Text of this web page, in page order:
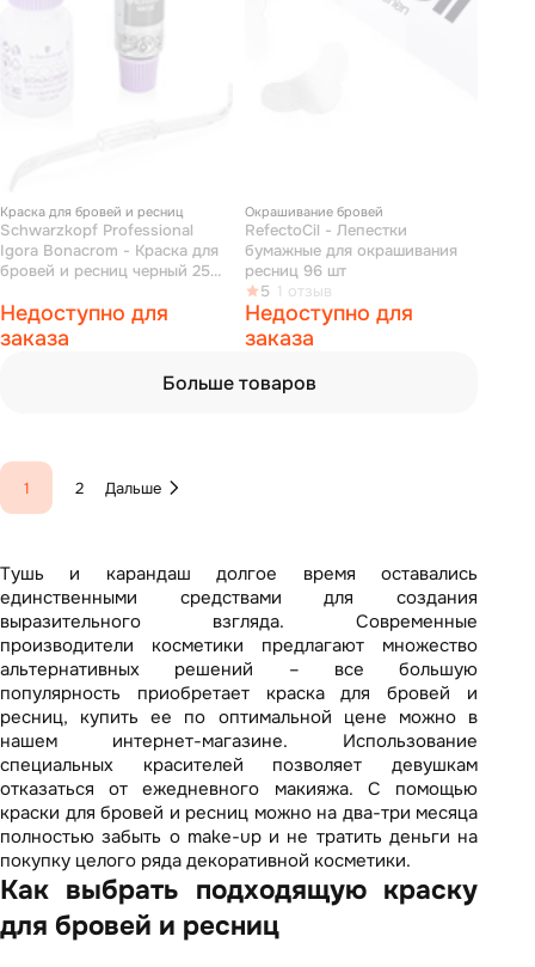
Краска для бровей и ресниц
Schwarzkopf Professional
Igora Bonacrom - Краска для
бровей и ресниц черный 25
Недоступно для
заказа
Окрашивание бровей
RefectoCil - Лепестки
бумажные для окрашивания
ресниц 96 шт
5 1 отзыв
Недоступно для
заказа
Больше товаров
1 2 Дальше
Тушь и карандаш долгое время оставались
единственными средствами для создания
выразительного взгляда. Современные
производители косметики предлагают множество
альтернативных решений – все большую
популярность приобретает краска для бровей и
ресниц, купить ее по оптимальной цене можно в
нашем интернет-магазине. Использование
специальных красителей позволяет девушкам
отказаться от ежедневного макияжа. С помощью
краски для бровей и ресниц можно на два-три месяца
полностью забыть о make-up и не тратить деньги на
покупку целого ряда декоративной косметики.
Как выбрать подходящую краску
для бровей и ресниц